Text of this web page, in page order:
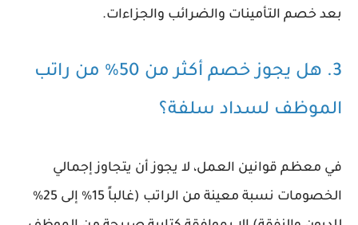
بعد خصم التأمينات والضرائب والجزاءات.
3. هل يجوز خصم أكثر من 50% من راتب
الموظف لسداد سلفة؟
في معظم قوانين العمل، لا يجوز أن يتجاوز إجمالي
الخصومات نسبة معينة من الراتب (غالباً 15% إلى 25%